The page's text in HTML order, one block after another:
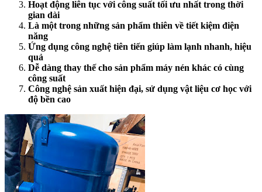
Hoạt động liên tục với công suất tối ưu nhất trong thời
gian dài
Là một trong những sản phẩm thiên về tiết kiệm điện
năng
Ứng dụng công nghệ tiên tiến giúp làm lạnh nhanh, hiệu
quả
Dễ dàng thay thế cho sản phẩm máy nén khác có cùng
công suất
Công nghệ sản xuất hiện đại, sử dụng vật liệu cơ học với
độ bền cao